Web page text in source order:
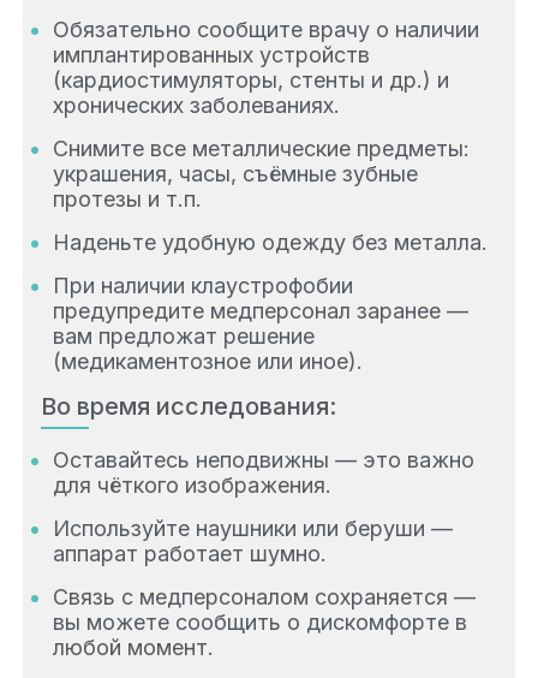
Обязательно сообщите врачу о наличии
имплантированных устройств
(кардиостимуляторы, стенты и др.) и
хронических заболеваниях.
Снимите все металлические предметы:
украшения, часы, съёмные зубные
протезы и т.п.
Наденьте удобную одежду без металла.
При наличии клаустрофобии
предупредите медперсонал заранее —
вам предложат решение
(медикаментозное или иное).
Во время исследования:
Оставайтесь неподвижны — это важно
для чёткого изображения.
Используйте наушники или беруши —
аппарат работает шумно.
Связь с медперсоналом сохраняется —
вы можете сообщить о дискомфорте в
любой момент.